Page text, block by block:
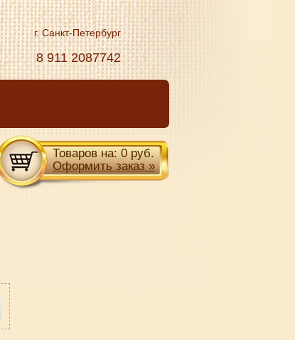
г. Санкт-Петербург
8 911 2087742
Товаров на:0руб.
Оформить заказ »